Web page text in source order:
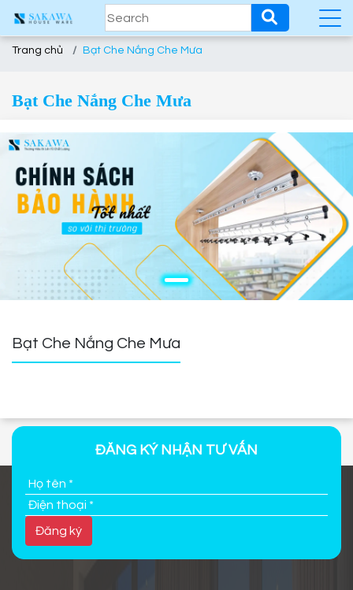
Trang chủ Bạt Che Nắng Che Mưa
Bạt Che Nắng Che Mưa
Bạt Che Nắng Che Mưa
ĐĂNG KÝ NHẬN TƯ VẤN
Đăng ký